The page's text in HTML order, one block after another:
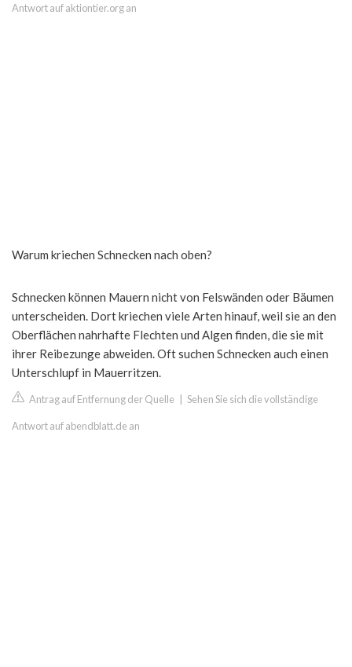
Antwort auf aktiontier.org an
Warum kriechen Schnecken nach oben?
Schnecken können Mauern nicht von Felswänden oder Bäumen
unterscheiden. Dort kriechen viele Arten hinauf, weil sie an den
Oberflächen nahrhafte Flechten und Algen finden, die sie mit
ihrer Reibezunge abweiden. Oft suchen Schnecken auch einen
Unterschlupf in Mauerritzen.
Antrag auf Entfernung der Quelle Sehen Sie sich die vollständige
Antwort auf abendblatt.de an